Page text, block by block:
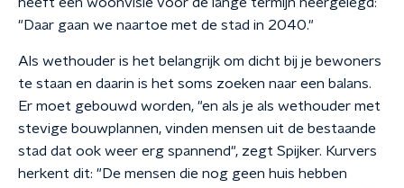
"Daar gaan we naartoe met de stad in 2040."
Als wethouder is het belangrijk om dicht bij je bewoners
te staan en daarin is het soms zoeken naar een balans.
Er moet gebouwd worden, "en als je als wethouder met
stevige bouwplannen, vinden mensen uit de bestaande
stad dat ook weer erg spannend", zegt Spijker. Kurvers
herkent dit: "De mensen die nog geen huis hebben